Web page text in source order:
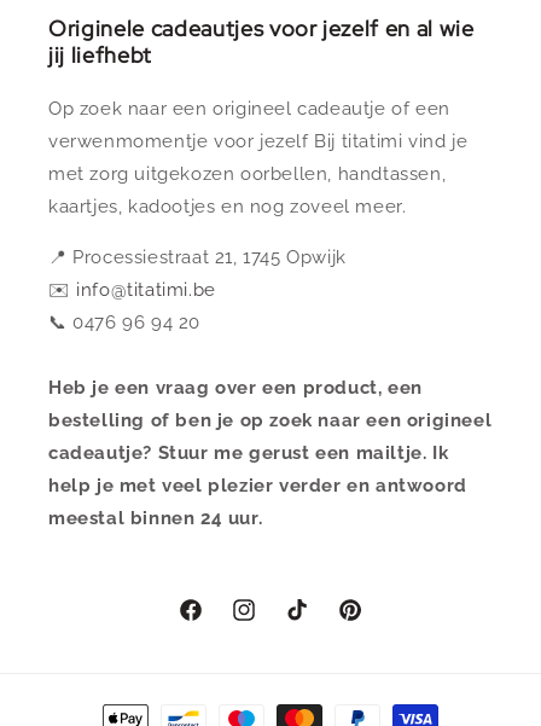
Originele cadeautjes voor jezelf en al wie
jij liefhebt
Op zoek naar een origineel cadeautje of een
verwenmomentje voor jezelf Bij titatimi vind je
met zorg uitgekozen oorbellen, handtassen,
kaartjes, kadootjes en nog zoveel meer.
📍 Processiestraat 21, 1745 Opwijk
✉️ info@titatimi.be
📞 0476 96 94 20
Heb je een vraag over een product, een
bestelling of ben je op zoek naar een origineel
cadeautje? Stuur me gerust een mailtje. Ik
help je met veel plezier verder en antwoord
meestal binnen 24 uur.
FacebookInstagramTikTok Pinterest
Betaalmethoden